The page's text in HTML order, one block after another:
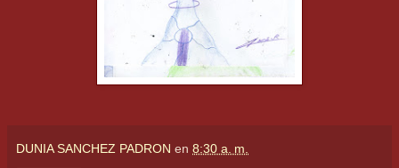
DUNIA SANCHEZ PADRON en 8:30 a. m.